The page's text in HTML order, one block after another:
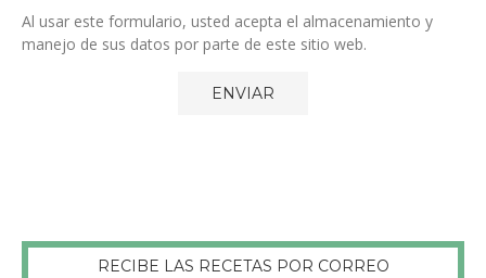
Al usar este formulario, usted acepta el almacenamiento y
manejo de sus datos por parte de este sitio web.
RECIBE LAS RECETAS POR CORREO